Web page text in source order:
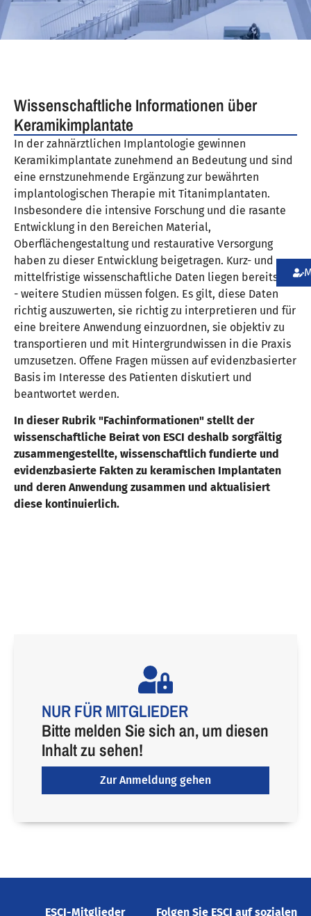
Wissenschaftliche Informationen über
Keramikimplantate
In der zahnärztlichen Implantologie gewinnen
Keramikimplantate zunehmend an Bedeutung und sind
eine ernstzunehmende Ergänzung zur bewährten
implantologischen Therapie mit Titanimplantaten.
Insbesondere die intensive Forschung und die rasante
Entwicklung in den Bereichen Material,
Oberflächengestaltung und restaurative Versorgung
haben zu dieser Entwicklung beigetragen. Kurz- und
mittelfristige wissenschaftliche Daten liegen bereits vor
- weitere Studien müssen folgen. Es gilt, diese Daten
richtig auszuwerten, sie richtig zu interpretieren und für
eine breitere Anwendung einzuordnen, sie objektiv zu
transportieren und mit Hintergrundwissen in die Praxis
umzusetzen. Offene Fragen müssen auf evidenzbasierter
Basis im Interesse des Patienten diskutiert und
beantwortet werden.
In dieser Rubrik "Fachinformationen" stellt der
wissenschaftliche Beirat von ESCI deshalb sorgfältig
zusammengestellte, wissenschaftlich fundierte und
evidenzbasierte Fakten zu keramischen Implantaten
und deren Anwendung zusammen und aktualisiert
diese kontinuierlich.
NUR FÜR MITGLIEDER
Bitte melden Sie sich an, um diesen
Inhalt zu sehen!
Zur Anmeldung gehen
ESCI-Mitglieder Folgen Sie ESCI auf sozialen